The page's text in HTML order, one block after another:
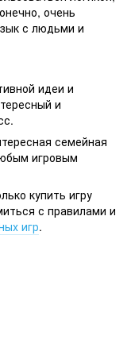
очень
с людьми и
идеи и
и
семейная
игровым
купить игру
с правилами и
игр.